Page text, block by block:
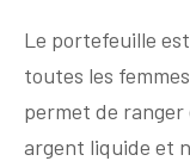
Le portefeuille
toutes les
permet de ranger
argent liquide et